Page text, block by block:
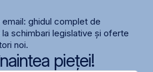
ghidul complet de
schimbari legislative și oferte
noi.
pieței!